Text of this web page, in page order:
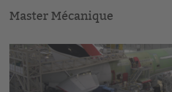
Master Mécanique